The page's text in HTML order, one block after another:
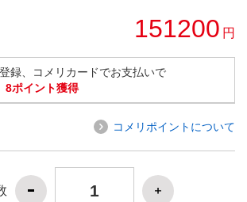
151200 円
録、コメリカードでお支払いで
8ポイント獲得
コメリポイントについて